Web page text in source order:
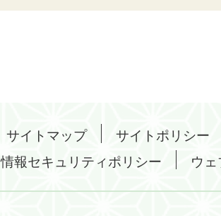
サイトマップ
サイトポリシー
情報セキュリティポリシー
ウ